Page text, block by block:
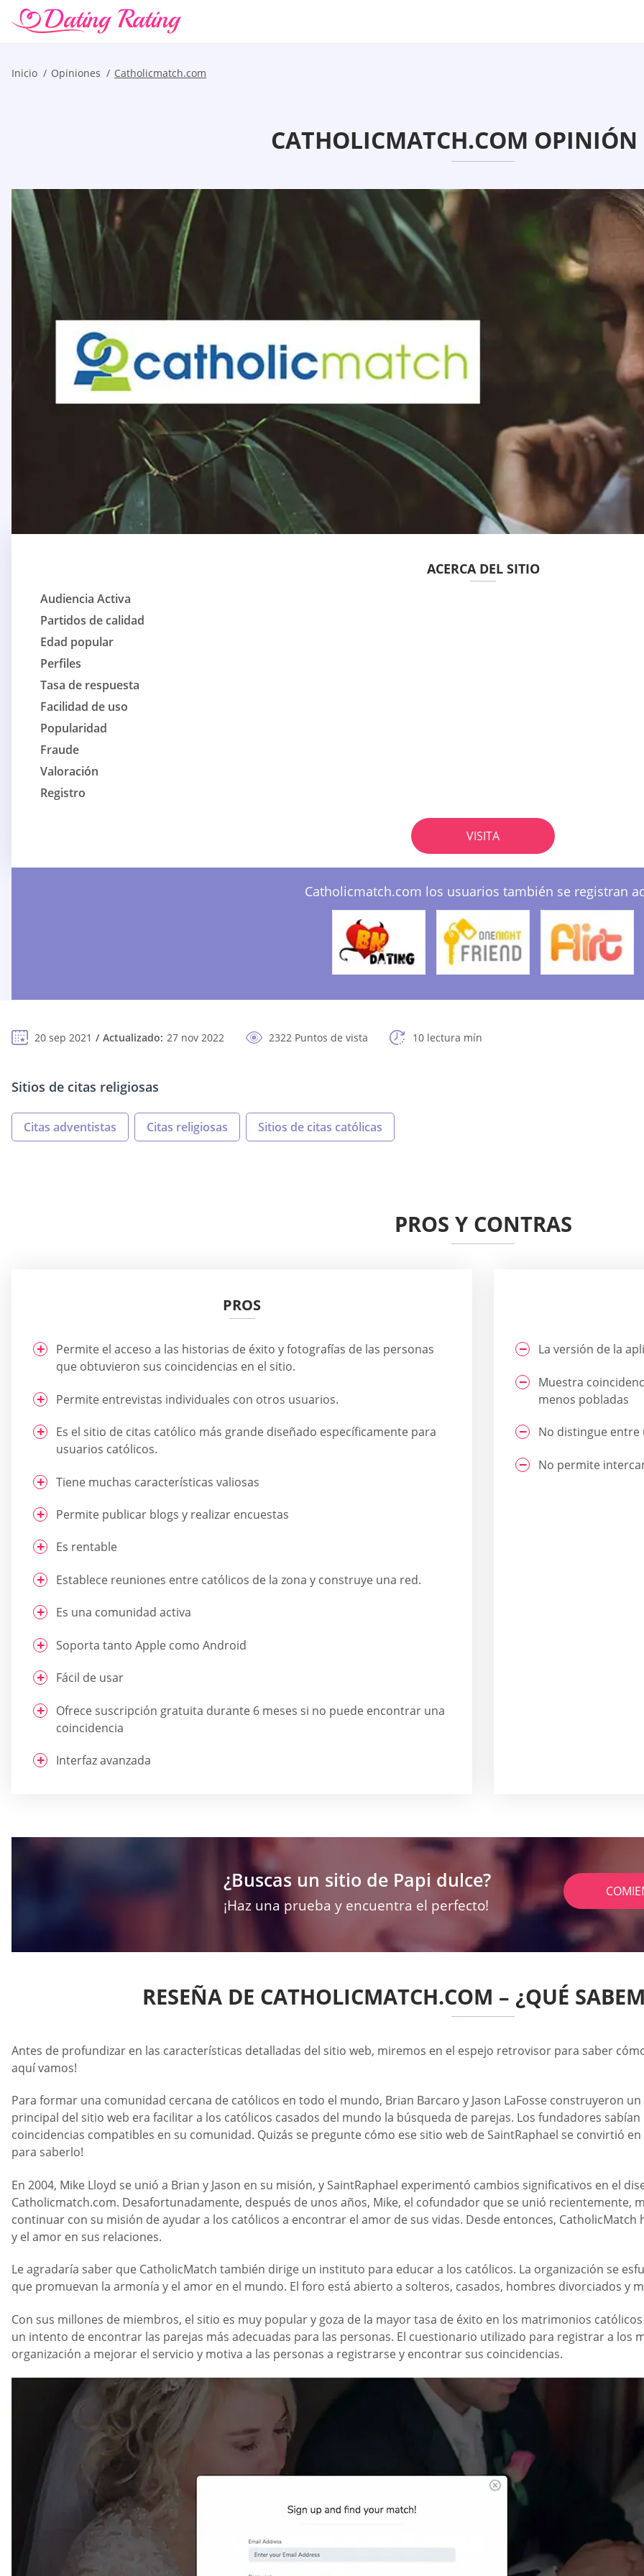
Inicio Opiniones Catholicmatch.com
CATHOLICMATCH.COM OPINIÓN
ACERCA DEL SITIO
Audiencia Activa
Partidos de calidad
Edad popular
Perfiles
Tasa de respuesta
Facilidad de uso
Popularidad
Fraude
Valoración
Registro
VISITA
Catholicmatch.com los usuarios también se registran
20 sep 2021 Actualizado: 27 nov 2022 2322 Puntos de vista 10 lectura mín
Sitios de citas religiosas
Citas adventistas Citas religiosas Sitios de citas católicas
PROS Y CONTRAS
PROS
Permite el acceso a las historias de éxito y fotografías de las personas
que obtuvieron sus coincidencias en el sitio.
Permite entrevistas individuales con otros usuarios.
Es el sitio de citas católico más grande diseñado específicamente para
usuarios católicos.
Tiene muchas características valiosas
Permite publicar blogs y realizar encuestas
Es rentable
Establece reuniones entre católicos de la zona y construye una red.
Es una comunidad activa
Soporta tanto Apple como Android
Fácil de usar
Ofrece suscripción gratuita durante 6 meses si no puede encontrar una
coincidencia
Interfaz avanzada
La versión de la
Muestra
menos pobladas
No distingue entre
No permite
¿Buscas un sitio de Papi dulce?
¡Haz una prueba y encuentra el perfecto!
RESEÑA DE CATHOLICMATCH.COM – ¿QUÉ
Antes de profundizar en las características detalladas del sitio web, miremos en el espejo retrovisor para saber
aquí vamos!
Para formar una comunidad cercana de católicos en todo el mundo, Brian Barcaro y Jason LaFosse construyeron
principal del sitio web era facilitar a los católicos casados del mundo la búsqueda de parejas. Los fundadores
coincidencias compatibles en su comunidad. Quizás se pregunte cómo ese sitio web de SaintRaphael se convirtió
para saberlo!
En 2004, Mike Lloyd se unió a Brian y Jason en su misión, y SaintRaphael experimentó cambios significativos en el
Catholicmatch.com. Desafortunadamente, después de unos años, Mike, el cofundador que se unió recientemente,
continuar con su misión de ayudar a los católicos a encontrar el amor de sus vidas. Desde entonces,
y el amor en sus relaciones.
Le agradaría saber que CatholicMatch también dirige un instituto para educar a los católicos. La organización se
que promuevan la armonía y el amor en el mundo. El foro está abierto a solteros, casados, hombres divorciados y
Con sus millones de miembros, el sitio es muy popular y goza de la mayor tasa de éxito en los matrimonios
un intento de encontrar las parejas más adecuadas para las personas. El cuestionario utilizado para registrar a los
organización a mejorar el servicio y motiva a las personas a registrarse y encontrar sus coincidencias.